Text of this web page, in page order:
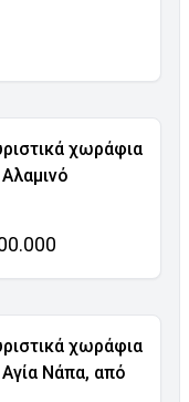
χωράφια
χωράφια
Νάπα, από